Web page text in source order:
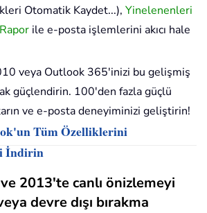
Otomatik Kaydet...), Yinelenenleri
ile e-posta işlemlerini akıcı hale
veya Outlook 365'inizi bu gelişmiş
güçlendirin. 100'den fazla güçlü
ve e-posta deneyiminizi geliştirin!
Tüm Özelliklerini
İndirin
2013'te canlı önizlemeyi
devre dışı bırakma